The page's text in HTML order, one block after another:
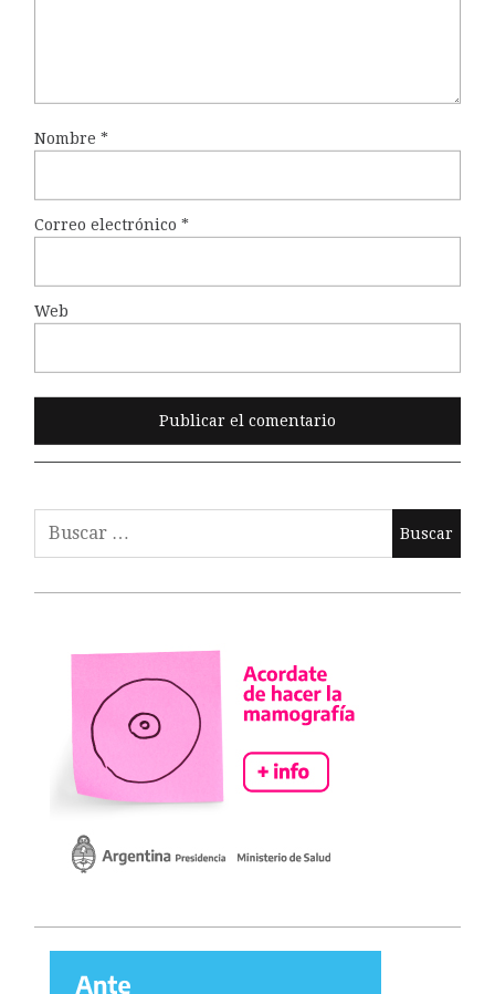
Nombre *
Correo electrónico *
Web